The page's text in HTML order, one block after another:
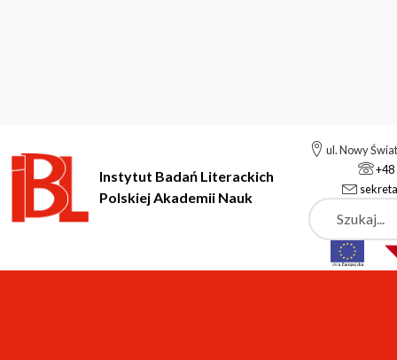
Instytut Badań Literackich
Polskiej Akademii Nauk
ul. Nowy
+48
Szukaj
Instytut Badań Literackich Polskiej Akademii Nauk Podstrony